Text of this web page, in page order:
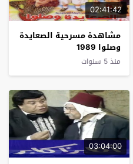
02:41:42
مشاهدة مسرحية الصعايدة
وصلوا 1989
منذ 5 سنوات
03:04:00